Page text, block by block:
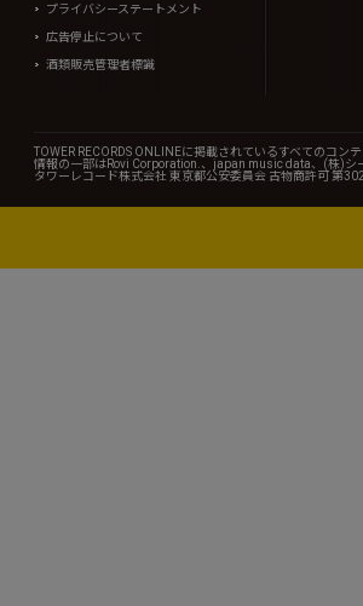
プライバシーステートメント
広告停止について
酒類販売管理者標識
TOWER RECORDS ONLINEに掲載されているすべてのコ
情報の一部はRovi Corporation.、japan music data、(株)シ
タワーレコード株式会社 東京都公安委員会 古物商許可 第